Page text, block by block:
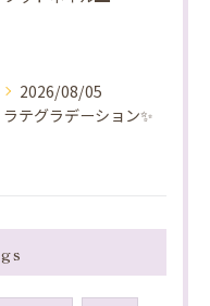
2026/08/05
ラテグラデーション✨️